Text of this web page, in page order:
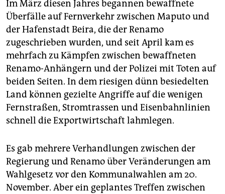
Im März diesen Jahres begannen bewaffnete
Überfälle auf Fernverkehr zwischen Maputo und
der Hafenstadt Beira, die der Renamo
zugeschrieben wurden, und seit April kam es
mehrfach zu Kämpfen zwischen bewaffneten
Renamo-Anhängern und der Polizei mit Toten auf
beiden Seiten. In dem riesigen dünn besiedelten
Land können gezielte Angriffe auf die wenigen
Fernstraßen, Stromtrassen und Eisenbahnlinien
schnell die Exportwirtschaft lahmlegen.
Es gab mehrere Verhandlungen zwischen der
Regierung und Renamo über Veränderungen am
Wahlgesetz vor den Kommunalwahlen am 20.
November. Aber ein geplantes Treffen zwischen